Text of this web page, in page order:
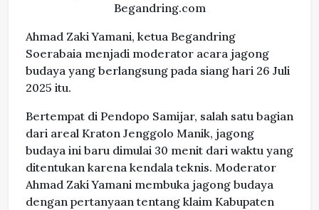
Begandring.com
Ahmad Zaki Yamani, ketua Begandring
Soerabaia menjadi moderator acara jagong
budaya yang berlangsung pada siang hari 26 Juli
2025 itu.
Bertempat di Pendopo Samijar, salah satu bagian
dari areal Kraton Jenggolo Manik, jagong
budaya ini baru dimulai 30 menit dari waktu yang
ditentukan karena kendala teknis. Moderator
Ahmad Zaki Yamani membuka jagong budaya
dengan pertanyaan tentang klaim Kabupaten